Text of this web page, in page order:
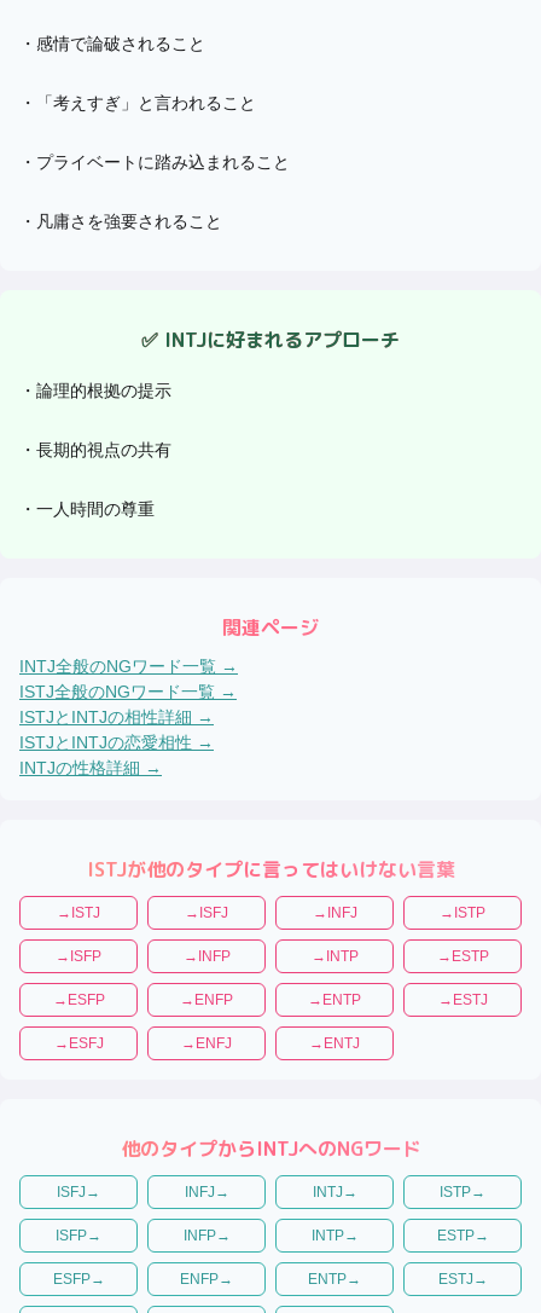
・ 感情で論破されること
・ 「考えすぎ」と言われること
・ プライベートに踏み込まれること
・ 凡庸さを強要されること
✅ INTJに好まれるアプローチ
・ 論理的根拠の提示
・ 長期的視点の共有
・ 一人時間の尊重
関連ページ
INTJ全般のNGワード一覧 →
ISTJ全般のNGワード一覧 →
ISTJと INTJの相性詳細 →
ISTJと INTJの恋愛相性 →
INTJの性格詳細 →
ISTJが他のタイプに言ってはいけない言葉
→ ISTJ → ISFJ → INFJ → ISTP
→ ISFP → INFP → INTP → ESTP
→ ESFP → ENFP → ENTP → ESTJ
→ ESFJ → ENFJ → ENTJ
他のタイプからINTJへのNGワード
ISFJ → INFJ → INTJ → ISTP→
ISFP→ INFP→ INTP→ ESTP→
ESFP→ ENFP→ ENTP→ ESTJ →